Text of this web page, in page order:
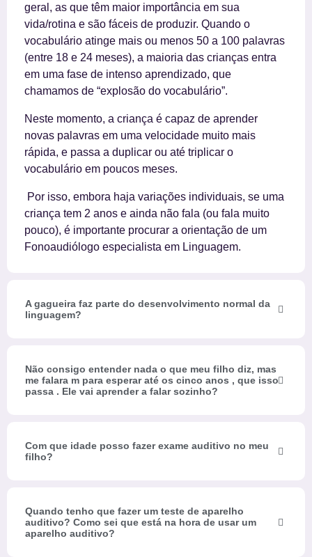
geral, as que têm maior importância em sua
vida/rotina e são fáceis de produzir. Quando o
vocabulário atinge mais ou menos 50 a 100 palavras
(entre 18 e 24 meses), a maioria das crianças entra
em uma fase de intenso aprendizado, que
chamamos de “explosão do vocabulário”.
Neste momento, a criança é capaz de aprender
novas palavras em uma velocidade muito mais
rápida, e passa a duplicar ou até triplicar o
vocabulário em poucos meses.
Por isso, embora haja variações individuais, se uma
criança tem 2 anos e ainda não fala (ou fala muito
pouco), é importante procurar a orientação de um
Fonoaudiólogo especialista em Linguagem.
A gagueira faz parte do desenvolvimento normal da
linguagem?
Não consigo entender nada o que meu filho diz, mas
me falara m para esperar até os cinco anos , que isso
passa . Ele vai aprender a falar sozinho?
Com que idade posso fazer exame auditivo no meu
filho?
Quando tenho que fazer um teste de aparelho
auditivo? Como sei que está na hora de usar um
aparelho auditivo?